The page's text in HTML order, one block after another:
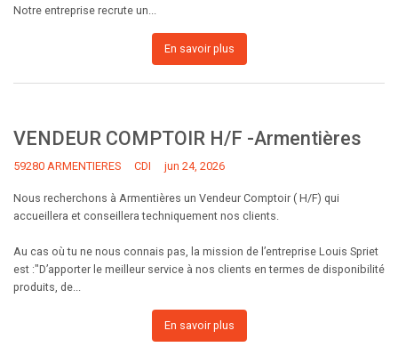
Notre entreprise recrute un...
En savoir plus
VENDEUR COMPTOIR H/F -Armentières
59280 ARMENTIERES CDI jun 24, 2026
Nous recherchons à Armentières un Vendeur Comptoir ( H/F) qui
accueillera et conseillera techniquement nos clients.
Au cas où tu ne nous connais pas, la mission de l’entreprise Louis Spriet
est :"D’apporter le meilleur service à nos clients en termes de disponibilité
produits, de...
En savoir plus